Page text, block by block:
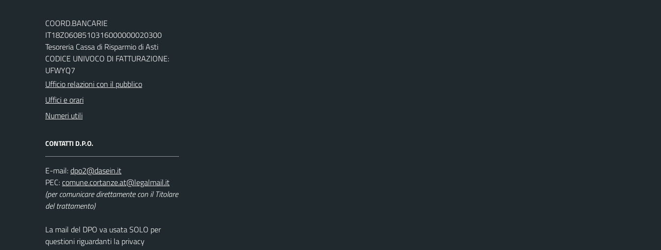
COORD.BANCARIE
IT18Z0608510316000000020300
Tesoreria Cassa di Risparmio di Asti
CODICE UNIVOCO DI FATTURAZIONE:
UFWYQ7
Ufficio relazioni con il pubblico
Uffici e orari
Numeri utili
CONTATTI D.P.O.
E-mail:
PEC:
(per comunicare direttamente con il Titolare
del trattamento)
La mail del DPO va usata SOLO per
questioni riguardanti la privacy